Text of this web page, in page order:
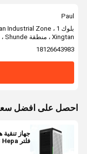
Paul
Xingtan ، منطقة Shunde ، مدينة Foshan ، الصين
18126643983
احصل على افضل
جهاز تنقية
فلتر H13 Hepa لمدرسة المستشفى